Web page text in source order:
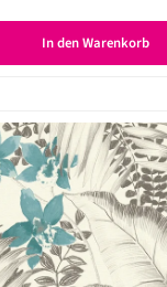
In den Warenkorb